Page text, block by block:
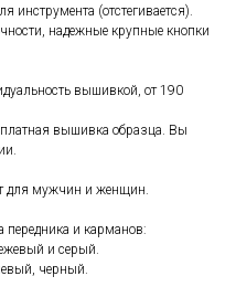
(отстегивается).
надежные крупные кнопки
вышивкой, от 190
вышивка образца. Вы
для мужчин и женщин.
передника и карманов:
и серый.
черный.